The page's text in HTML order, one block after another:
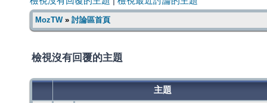
MozTW» 討論區首頁
檢視沒有回覆的主題
主題